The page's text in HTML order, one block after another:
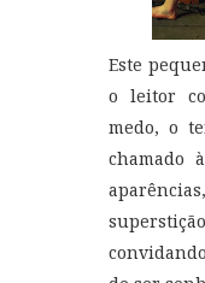
Este
o leitor
medo, o
chamado